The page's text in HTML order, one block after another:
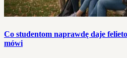
Co studentom naprawdę daje
mówi